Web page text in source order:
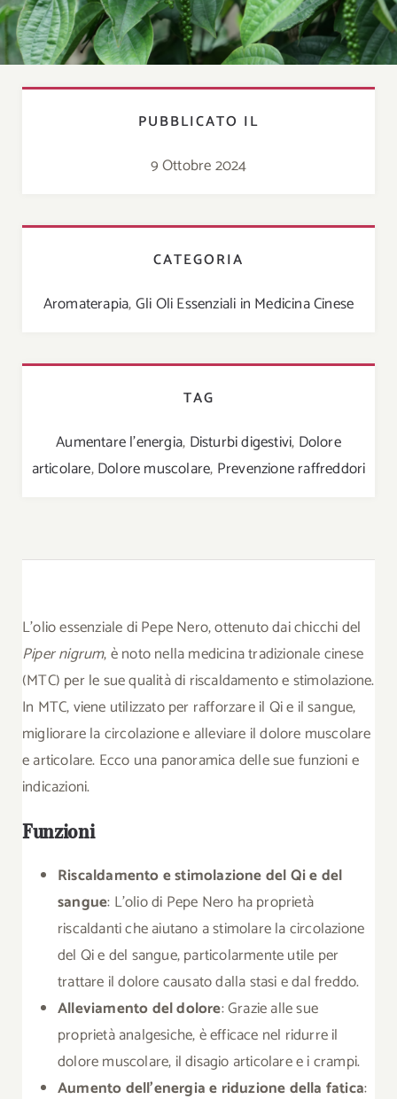
PUBBLICATO IL
9 Ottobre 2024
CATEGORIA
Aromaterapia,Gli Oli Essenziali in Medicina Cinese
TAG
Aumentare l'energia, Disturbi digestivi, Dolore
articolare,Dolore muscolare, Prevenzione raffreddori
L’olio essenziale di Pepe Nero, ottenuto dai chicchi del
Piper nigrum, è noto nella medicina tradizionale cinese
(MTC) per le sue qualità di riscaldamento e stimolazione.
In MTC, viene utilizzato per rafforzare il Qi e il sangue,
migliorare la circolazione e alleviare il dolore muscolare
e articolare. Ecco una panoramica delle sue funzioni e
indicazioni.
Funzioni
Riscaldamento e stimolazione del Qi e del
sangue: L’olio di Pepe Nero ha proprietà
riscaldanti che aiutano a stimolare la circolazione
del Qi e del sangue, particolarmente utile per
trattare il dolore causato dalla stasi e dal freddo.
Alleviamento del dolore: Grazie alle sue
proprietà analgesiche, è efficace nel ridurre il
dolore muscolare, il disagio articolare e i crampi.
Aumento dell’energia e riduzione della fatica: